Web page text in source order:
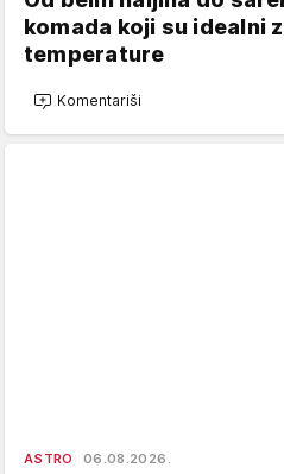
komada koji su idealni
temperature
Komentariši
ASTRO 06.08.2026.